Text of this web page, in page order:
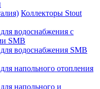
Коллекторы Stout
водоснабжения с
SMB
водоснабжения SMB
напольного отопления
напольного и